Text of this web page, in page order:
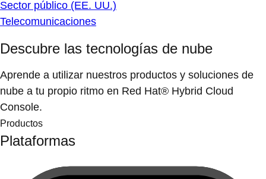
Sector público (EE. UU.)
Telecomunicaciones
Descubre las tecnologías de nube
Aprende a utilizar nuestros productos y soluciones de
nube a tu propio ritmo en Red Hat® Hybrid Cloud
Console.
Productos
Plataformas